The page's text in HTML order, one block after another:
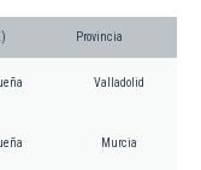
Provincia
Valladolid
Murcia